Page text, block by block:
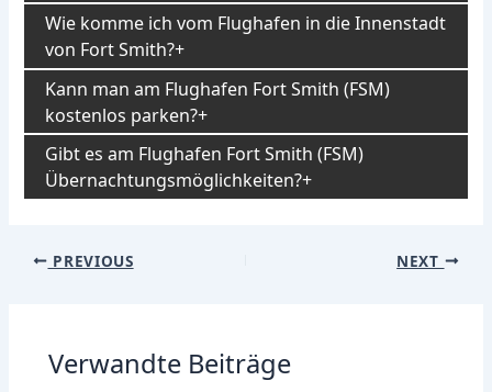
Wie komme ich vom Flughafen in die Innenstadt
von Fort Smith?
Kann man am Flughafen Fort Smith (FSM)
kostenlos parken?
Gibt es am Flughafen Fort Smith (FSM)
Übernachtungsmöglichkeiten?
Post
PREVIOUS NEXT
Verwandte Beiträge